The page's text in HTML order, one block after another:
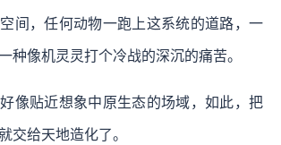
间，任何动物一跑上这系统的道路，一
种像机灵灵打个冷战的深沉的痛苦。
像贴近想象中原生态的场域，如此，把
交给天地造化了。